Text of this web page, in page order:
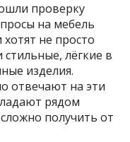
проверку
на мебель
не просто
лёгкие в
изделия.
отвечают на эти
рядом
получить от